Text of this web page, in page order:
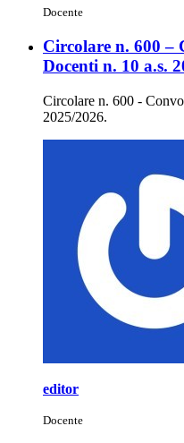
Docente
Circolare n. 600 –
Docenti n. 10 a.s.
Circolare n. 600 -
2025/2026.
editor
Docente